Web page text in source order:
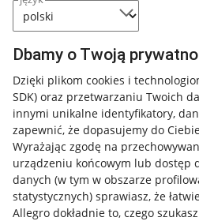
Dbamy o Twoją
Dzięki plikom cookies i
SDK) oraz przetwarzaniu Twoich
innymi unikalne identyfikatory,
zapewnić, że dopasujemy do
Wyrażając zgodę na
urządzeniu końcowym lub dostęp
danych (w tym w obszarze
statystycznych) sprawiasz, że
Allegro dokładnie to, czego